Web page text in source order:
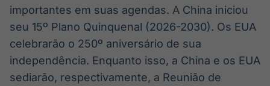
importantes em suas agendas. A China iniciou
seu 15º Plano Quinquenal (2026-2030). Os EUA
celebrarão o 250º aniversário de sua
independência. Enquanto isso, a China e os EUA
sediarão, respectivamente, a Reunião de